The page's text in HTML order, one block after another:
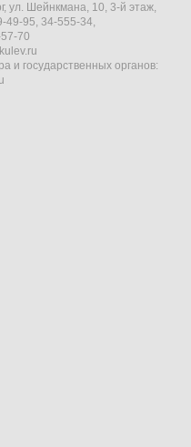
ул. Шейнкмана, 10, 3-й этаж,
49-95, 34-555-34,
70
и государственных органов: